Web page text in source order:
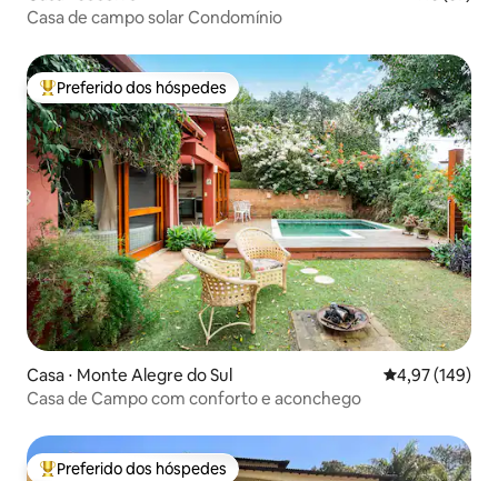
Casa de campo solar Condomínio
Entre os melhores preferidos dos hóspedes
Preferido dos hóspedes
Casa ⋅ Monte Alegre do Sul 4,97 de uma
4,97 (149)
Casa de Campo com conforto e aconchego
Preferido dos hóspedes